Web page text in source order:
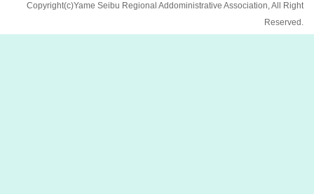
Copyright(c)Yame Seibu Regional Addoministrative Association, All Right
Reserved.